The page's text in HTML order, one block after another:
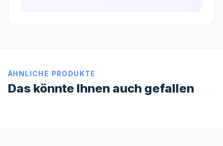
ÄHNLICHE PRODUKTE
Das könnte Ihnen auch gefallen